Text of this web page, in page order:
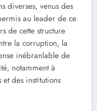
diverses, venus des
au leader de ce
de cette structure
la corruption, la
inébranlable de
notamment à
des institutions